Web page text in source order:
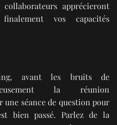
apprécieront
vos capacités
avant les bruits de
la réunion
séance de question pour
bien passé. Parlez de la